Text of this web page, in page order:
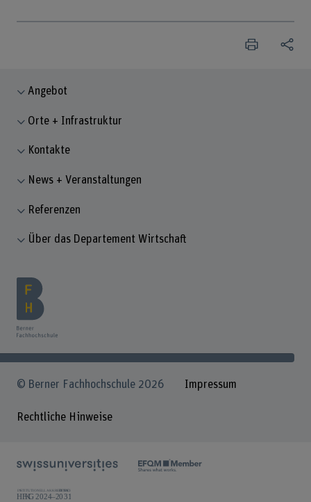
Angebot
Orte + Infrastruktur
Kontakte
News + Veranstaltungen
Referenzen
Über das Departement Wirtschaft
© Berner Fachhochschule 2026 Impressum
Rechtliche Hinweise